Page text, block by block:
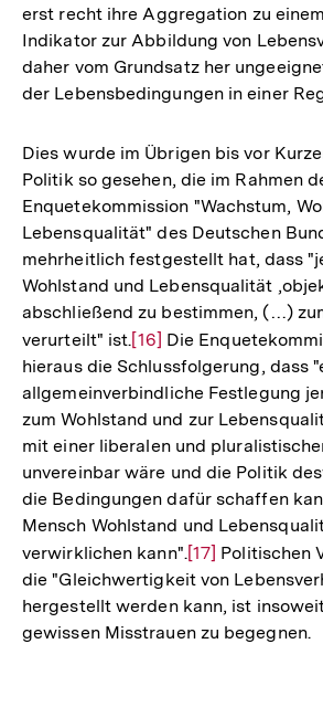
erst recht ihre Aggregation zu
Indikator zur Abbildung von
daher vom Grundsatz her
der Lebensbedingungen in einer
Dies wurde im Übrigen bis vor
Politik so gesehen, die im Rahmen
Enquetekommission "Wachstum,
Lebensqualität" des Deutschen
mehrheitlich festgestellt hat, dass
Wohlstand und Lebensqualität
abschließend zu bestimmen, (…)
verurteilt" ist.Zur
Auflösung
der
Fußnote
[16] Die
hieraus die Schlussfolgerung, dass
allgemeinverbindliche Festlegung
zum Wohlstand und zur
mit einer liberalen und
unvereinbar wäre und die Politik
die Bedingungen dafür schaffen
Mensch Wohlstand und
verwirklichen kann".Zur
Auflösung
der
Fußnote
[17] Politischen
die "Gleichwertigkeit von
hergestellt werden kann, ist
gewissen Misstrauen zu begegnen.